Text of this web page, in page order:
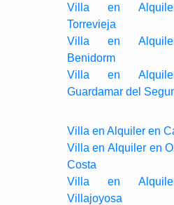
Villa en
Torrevieja
Villa en
Benidorm
Villa en
Guardamar del
Villa en Alquiler en
Villa en Alquiler en
Costa
Villa en
Villajoyosa